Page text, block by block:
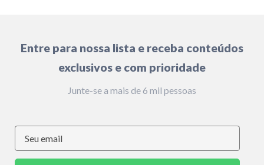
Entre para nossa lista e receba conteúdos
exclusivos e com prioridade
Junte-se a mais de 6 mil pessoas